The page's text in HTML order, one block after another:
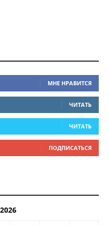
МНЕ НРАВИТСЯ
ЧИТАТЬ
ЧИТАТЬ
ПОДПИСАТЬСЯ